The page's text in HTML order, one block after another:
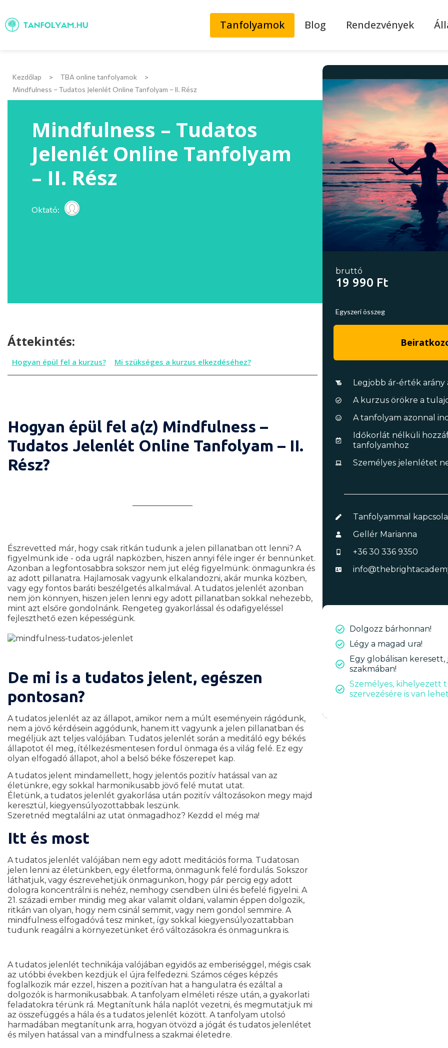
Tanfolyamok Blog Rendezvények
Kezdőlap > TBA online tanfolyamok
>
Mindfulness – Tudatos Jelenlét Online Tanfolyam – II. Rész
Mindfulness – Tudatos
Jelenlét Online Tanfolyam
– II. Rész
Oktató:
bruttó
19 990 Ft
Egyszeri összeg
Legjobb ár-érték arány
A kurzus örökre a
A tanfolyam azonnal
Időkorlát nélküli
tanfolyamhoz
Személyes jelenlétet
Tanfolyammal
Gellér Marianna
+36 30 336 9350
Dolgozz bárhonnan!
Légy a magad ura!
Egy globálisan keresett,
szakmában!
Személyes, kihelyezett
szervezésére is van
Áttekintés:
Hogyan épül fel a kurzus? Mi szükséges a kurzus elkezdéséhez?
Hogyan épül fel a kurzus?
Hogyan épül fel a(z) Mindfulness –
Tudatos Jelenlét Online Tanfolyam – II.
Rész?
Észrevetted már, hogy csak ritkán tudunk a jelen pillanatban ott lenni? A
figyelmünk ide - oda ugrál napközben, hiszen annyi féle inger ér bennünket.
Azonban a legfontosabbra sokszor nem jut elég figyelmünk: önmagunkra és
az adott pillanatra. Hajlamosak vagyunk elkalandozni, akár munka közben,
vagy egy fontos baráti beszélgetés alkalmával. A tudatos jelenlét azonban
nem jön könnyen, hiszen jelen lenni egy adott pillanatban sokkal nehezebb,
mint azt elsőre gondolnánk. Rengeteg gyakorlással és odafigyeléssel
fejleszthető ezen képességünk.
De mi is a tudatos jelent, egészen
pontosan?
A tudatos jelenlét az az állapot, amikor nem a múlt eseményein rágódunk,
nem a jövő kérdésein aggódunk, hanem itt vagyunk a jelen pillanatban és
megéljük azt teljes valójában. Tudatos jelenlét során a meditáló egy békés
állapotot él meg, ítélkezésmentesen fordul önmaga és a világ felé. Ez egy
olyan elfogadó állapot, ahol a belső béke főszerepet kap.
A tudatos jelent mindamellett, hogy jelentős pozitív hatással van az
életünkre, egy sokkal harmonikusabb jövő felé mutat utat.
Életünk, a tudatos jelenlét gyakorlása után pozitív változásokon megy majd
keresztül, kiegyensúlyozottabbak leszünk.
Szeretnéd megtalálni az utat önmagadhoz? Kezdd el még ma!
Itt és most
A tudatos jelenlét valójában nem egy adott meditációs forma. Tudatosan
jelen lenni az életünkben, egy életforma, önmagunk felé fordulás. Sokszor
láthatjuk, vagy észrevehetjük önmagunkon, hogy pár percig egy adott
dologra koncentrálni is nehéz, nemhogy csendben ülni és befelé figyelni. A
21. századi ember mindig meg akar valamit oldani, valamin éppen dolgozik,
ritkán van olyan, hogy nem csinál semmit, vagy nem gondol semmire. A
mindfulness elfogadóvá tesz minket, így sokkal kiegyensúlyozattabban
tudunk reagálni a környezetünket érő változásokra és önmagunkra is.
A tudatos jelenlét technikája valójában egyidős az emberiséggel, mégis csak
az utóbbi években kezdjük el újra felfedezni. Számos céges képzés
foglalkozik már ezzel, hiszen a pozitívan hat a hangulatra és ezáltal a
dolgozók is harmonikusabbak. A tanfolyam elméleti része után, a gyakorlati
feladatokra térünk rá. Megtanítunk hála naplót vezetni, és megmutatjuk mi
az összefüggés a hála és a tudatos jelenlét között. A tanfolyam utolsó
harmadában megtanítunk arra, hogyan ötvözd a jógát és tudatos jelenlétet
és milyen hatással van a mindfulness a szakmai életedre.